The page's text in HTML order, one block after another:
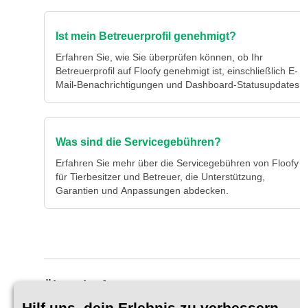
Ist mein Betreuerprofil genehmigt?
Erfahren Sie, wie Sie überprüfen können, ob Ihr
Betreuerprofil auf Floofy genehmigt ist, einschließlich E-
Mail-Benachrichtigungen und Dashboard-Statusupdates.
Was sind die Servicegebühren?
Erfahren Sie mehr über die Servicegebühren von Floofy
für Tierbesitzer und Betreuer, die Unterstützung,
Garantien und Anpassungen abdecken.
Über Floofy